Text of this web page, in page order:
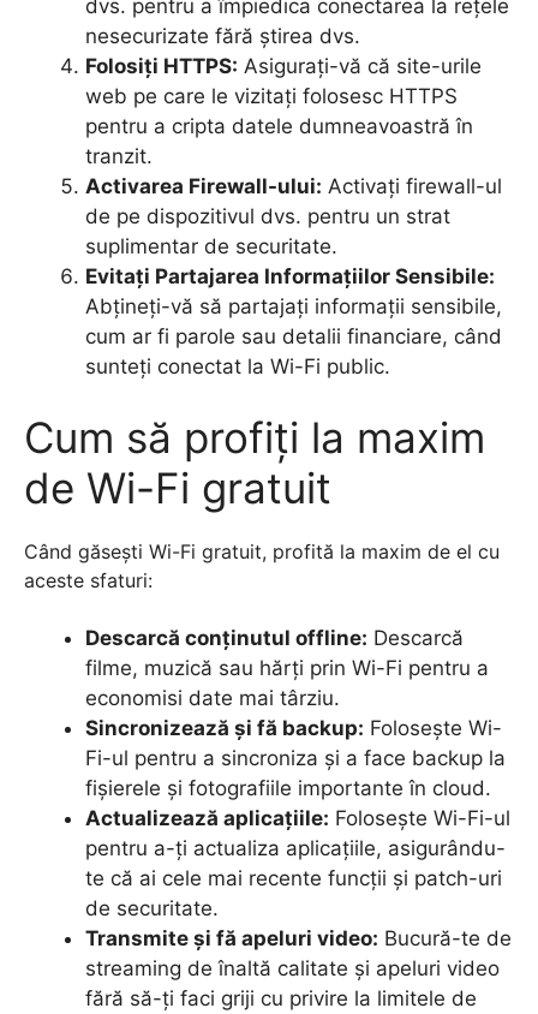
dvs. pentru a împiedica conectarea la rețele
nesecurizate fără știrea dvs.
Folosiți HTTPS: Asigurați-vă că site-urile
web pe care le vizitați folosesc HTTPS
pentru a cripta datele dumneavoastră în
tranzit.
Activarea Firewall-ului: Activați firewall-ul
de pe dispozitivul dvs. pentru un strat
suplimentar de securitate.
Evitați Partajarea Informațiilor Sensibile:
Abțineți-vă să partajați informații sensibile,
cum ar fi parole sau detalii financiare, când
sunteți conectat la Wi-Fi public.
Cum să profiți la maxim
de Wi-Fi gratuit
Când găsești Wi-Fi gratuit, profită la maxim de el cu
aceste sfaturi:
Descarcă conținutul offline: Descarcă
filme, muzică sau hărți prin Wi-Fi pentru a
economisi date mai târziu.
Sincronizează și fă backup: Folosește Wi-
Fi-ul pentru a sincroniza și a face backup la
fișierele și fotografiile importante în cloud.
Actualizează aplicațiile: Folosește Wi-Fi-ul
pentru a-ți actualiza aplicațiile, asigurându-
te că ai cele mai recente funcții și patch-uri
de securitate.
Transmite și fă apeluri video: Bucură-te de
streaming de înaltă calitate și apeluri video
fără să-ți faci griji cu privire la limitele de